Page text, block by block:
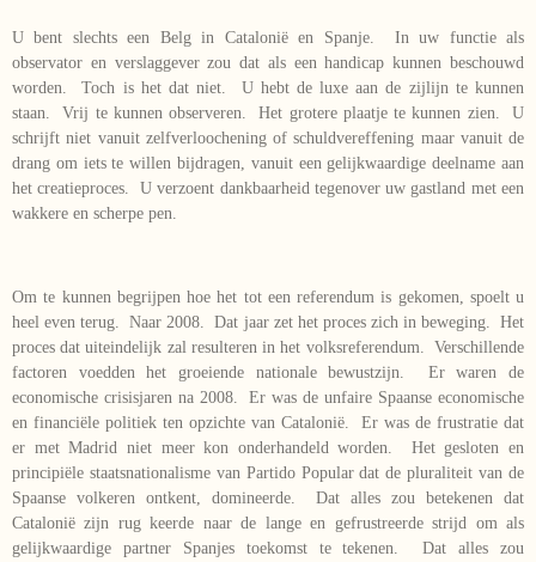
U bent slechts een Belg in Catalonië en Spanje. In uw functie als
observator en verslaggever zou dat als een handicap kunnen beschouwd
worden. Toch is het dat niet. U hebt de luxe aan de zijlijn te kunnen
staan. Vrij te kunnen observeren. Het grotere plaatje te kunnen zien. U
schrijft niet vanuit zelfverloochening of schuldvereffening maar vanuit de
drang om iets te willen bijdragen, vanuit een gelijkwaardige deelname aan
het creatieproces. U verzoent dankbaarheid tegenover uw gastland met een
wakkere en scherpe pen.
Om te kunnen begrijpen hoe het tot een referendum is gekomen, spoelt u
heel even terug. Naar 2008. Dat jaar zet het proces zich in beweging. Het
proces dat uiteindelijk zal resulteren in het volksreferendum. Verschillende
factoren voedden het groeiende nationale bewustzijn. Er waren de
economische crisisjaren na 2008. Er was de unfaire Spaanse economische
en financiële politiek ten opzichte van Catalonië. Er was de frustratie dat
er met Madrid niet meer kon onderhandeld worden. Het gesloten en
principiële staatsnationalisme van Partido Popular dat de pluraliteit van de
Spaanse volkeren ontkent, domineerde. Dat alles zou betekenen dat
Catalonië zijn rug keerde naar de lange en gefrustreerde strijd om als
gelijkwaardige partner Spanjes toekomst te tekenen. Dat alles zou